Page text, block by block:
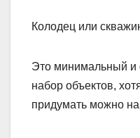
Колодец или
Это минимальный и
набор объектов,
придумать можно